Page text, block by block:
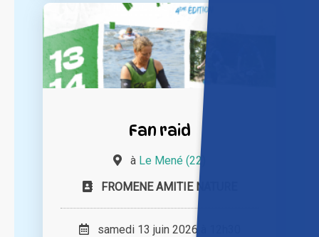
Fan raid
à Le Mené (22)
FROMENE AMITIE NATURE
samedi 13 juin 2026 à 12h30